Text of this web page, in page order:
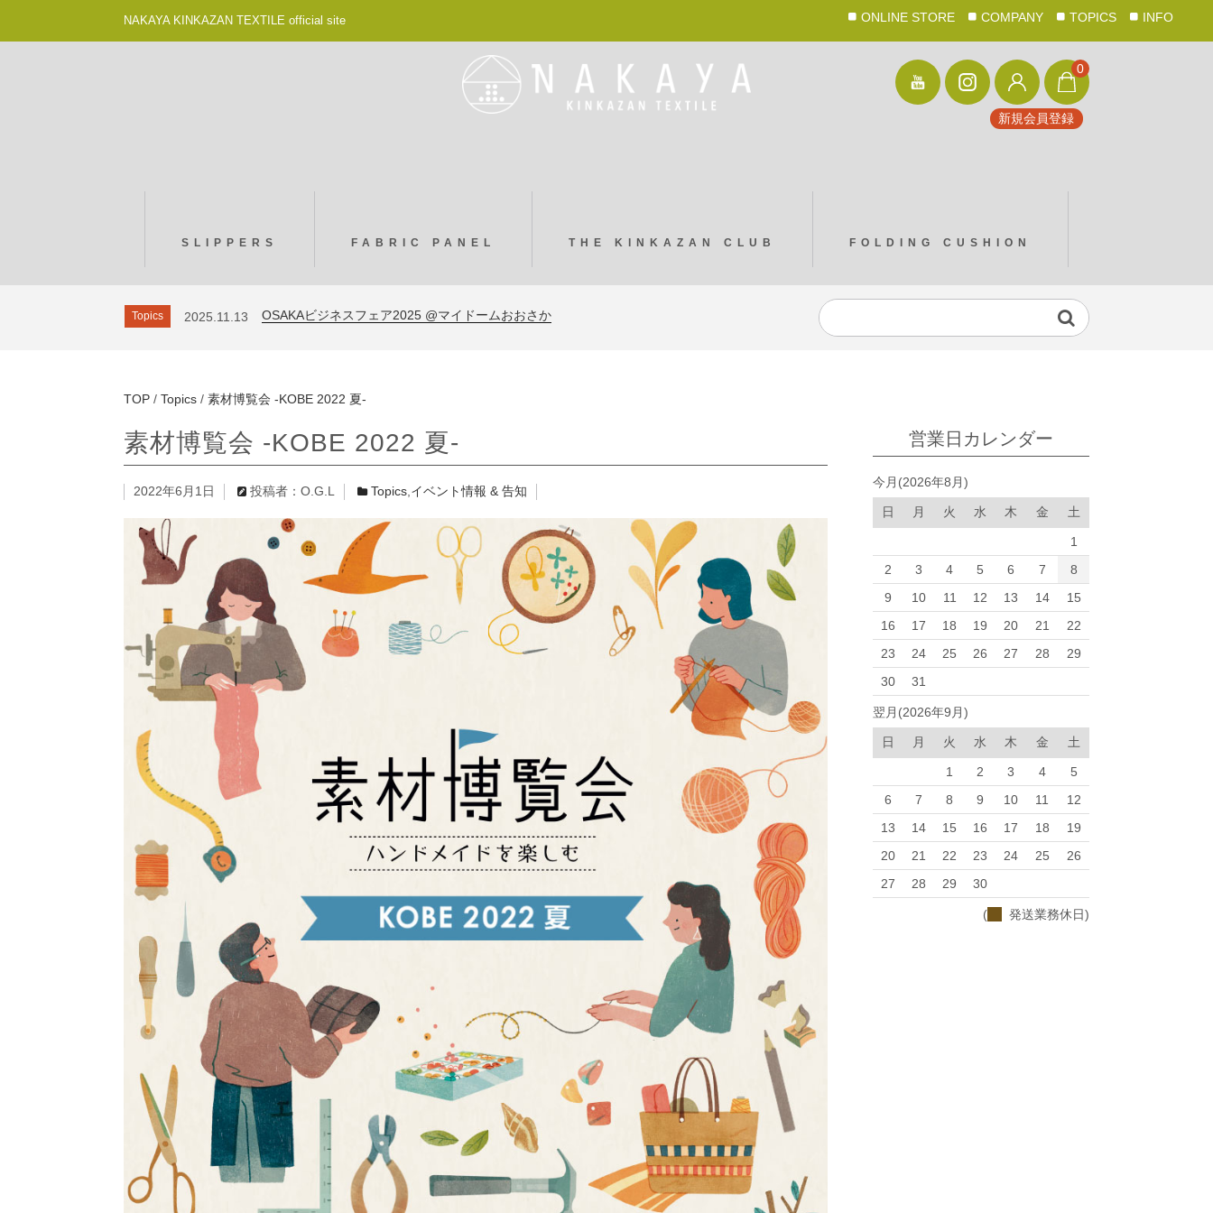
NAKAYA KINKAZAN TEXTILE official site
0
新規会員登録
SLIPPERS FABRIC PANEL THE KINKAZAN CLUB FOLDING CUSHION
ONLINE STORE COMPANY TOPICS INFO
Topics NHKプラス ドキュメント20min. MACHINE SWING
Topics 2025.11.13 OSAKAビジネスフェア2025 @マイドームおおさか
2026.2.12
Topics 2025.10.20 素材博覧会 -KOBE 2025 秋-
Topics 2025.9.29
TOP / Topics / 素材博覧会 -KOBE 2022 夏-
素材博覧会 -KOBE 2022 夏-
2022年6月1日 投稿者：O.G.L Topics,イベント情報 & 告知
営業日カレンダー
今月(2026年8月)
日 月 火 水 木 金 土
1
2
3 4 5 6 7
8
9
10 11 12 13 14
15
16
17 18 19 20 21
22
23
24 25 26 27 28
29
30
31
翌月(2026年9月)
日 月 火 水 木 金 土
1 2 3 4
5
6
7 8 9 10 11
12
13
14 15 16 17 18
19
20
21 22 23 24 25
26
27
28 29 30
( 発送業務休日)